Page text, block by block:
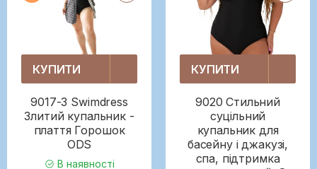
КУПИТИ
9017-3 Swimdress
Злитий купальник -
плаття Горошок
ODS
В наявності
КУПИТИ
9020 Стильний
суцільний
купальник для
басейну і джакузі,
спа, підтримка